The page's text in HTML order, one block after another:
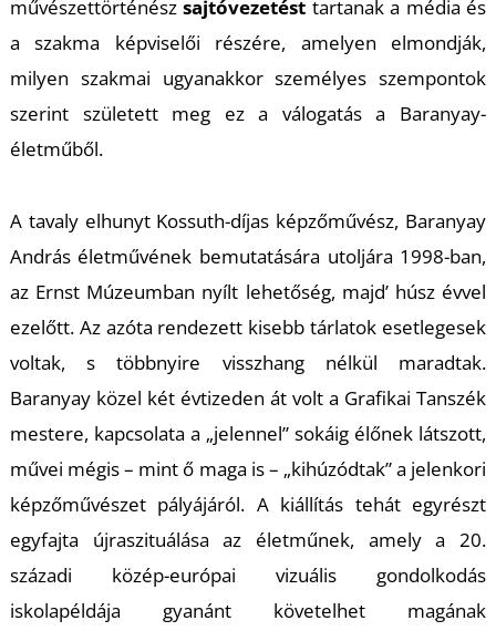
művészettörténészsajtóvezetést tartanak a média és
a szakma képviselői részére, amelyen elmondják,
milyen szakmai ugyanakkor személyes szempontok
szerint született meg ez a válogatás a Baranyay-
életműből.
A tavaly elhunyt Kossuth-díjas képzőművész, Baranyay
András életművének bemutatására utoljára 1998-ban,
az Ernst Múzeumban nyílt lehetőség, majd’ húsz évvel
ezelőtt. Az azóta rendezett kisebb tárlatok esetlegesek
voltak, s többnyire visszhang nélkül maradtak.
Baranyay közel két évtizeden át volt a Grafikai Tanszék
mestere, kapcsolata a „jelennel” sokáig élőnek látszott,
művei mégis – mint ő maga is – „kihúzódtak” a jelenkori
képzőművészet pályájáról. A kiállítás tehát egyrészt
egyfajta újraszituálása az életműnek, amely a 20.
századi közép-európai vizuális gondolkodás
iskolapéldája gyanánt követelhet magának